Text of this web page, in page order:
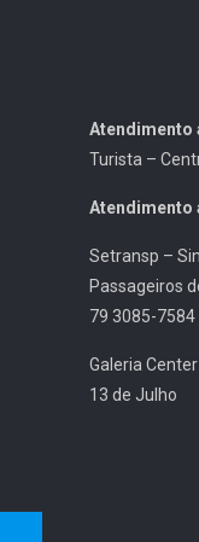
Atendimento
Turista –
Atendimento
Setransp –
Passageiros
79 3085-7584
Galeria
13 de Julho